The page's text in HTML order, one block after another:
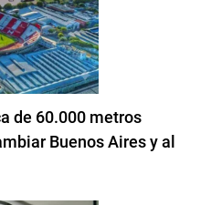
de 60.000 metros
Buenos Aires y al